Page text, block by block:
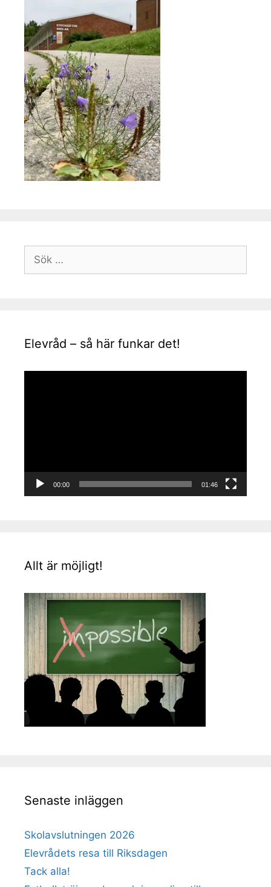
efter:
Elevråd – så här funkar det!
00:00 01:46
Allt är möjligt!
Senaste inläggen
Skolavslutningen 2026
Elevrådets resa till Riksdagen
Tack alla!